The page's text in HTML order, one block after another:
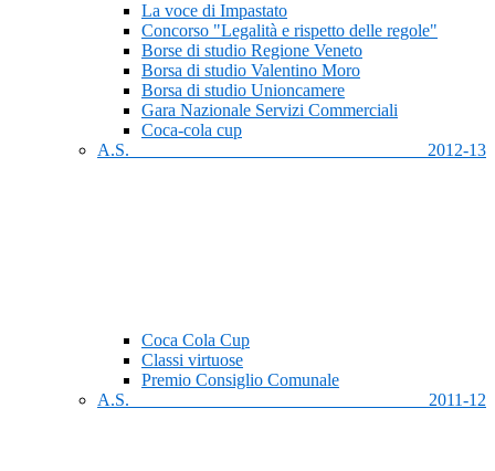
La voce di Impastato
Concorso "Legalità e rispetto delle regole"
Borse di studio Regione Veneto
Borsa di studio Valentino Moro
Borsa di studio Unioncamere
Gara Nazionale Servizi Commerciali
Coca-cola cup
A.S. 2012-13
Coca Cola Cup
Classi virtuose
Premio Consiglio Comunale
A.S. 2011-12